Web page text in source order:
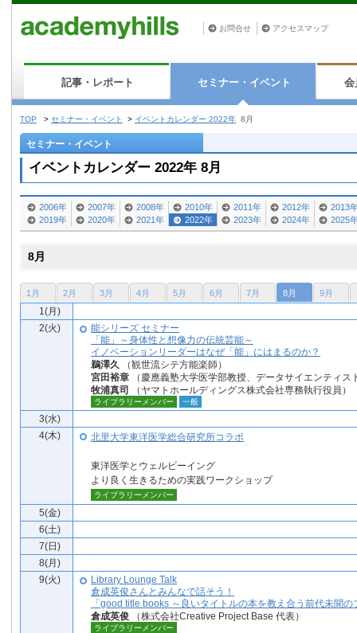
お問合せ アクセスマップ
記事・レポート セミナー・イベント 会
TOP > セミナー・イベント > イベントカレンダー 2022年 8月
セミナー・イベント
イベントカレンダー 2022年 8月
2006年 2007年 2008年 2010年 2011年 2012年
2013
2019年
2020年 2021年 2022年 2023年 2024年 2025
8月
1月 2月 3月 4月 5月 6月 7月 8月 9月
1(月)
2(火)
能シリーズ セミナー
「能」～身体性と想像力の伝統芸能～
イノベーションリーダーはなぜ「能」にはまるのか？
鵜澤久 （観世流シテ方能楽師）
宮田裕章 （慶應義塾大学医学部教授、データサイエンティス
牧浦真司 （ヤマトホールディングス株式会社専務執行役員）
ライブラリーメンバー 一般
3(水)
4(木)
北里大学東洋医学総合研究所コラボ
東洋医学とウェルビーイング
より良く生きるための実践ワークショップ
ライブラリーメンバー
5(金)
6(土)
7(日)
8(月)
9(火)
Library Lounge Talk
倉成英俊さんとみんなで話そう！
「good title books ～良いタイトルの本を教え合う前代未聞の
倉成英俊 （株式会社Creative Project Base 代表）
ライブラリーメンバー